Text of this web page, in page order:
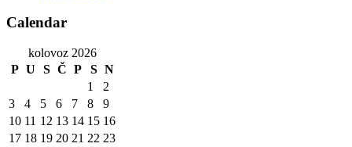
Calendar
kolovoz 2026
P U S Č P S N
1
2
3
4 5 6 7 8
9
10 11 12 13 14 15 16
17 18 19 20 21 22 23